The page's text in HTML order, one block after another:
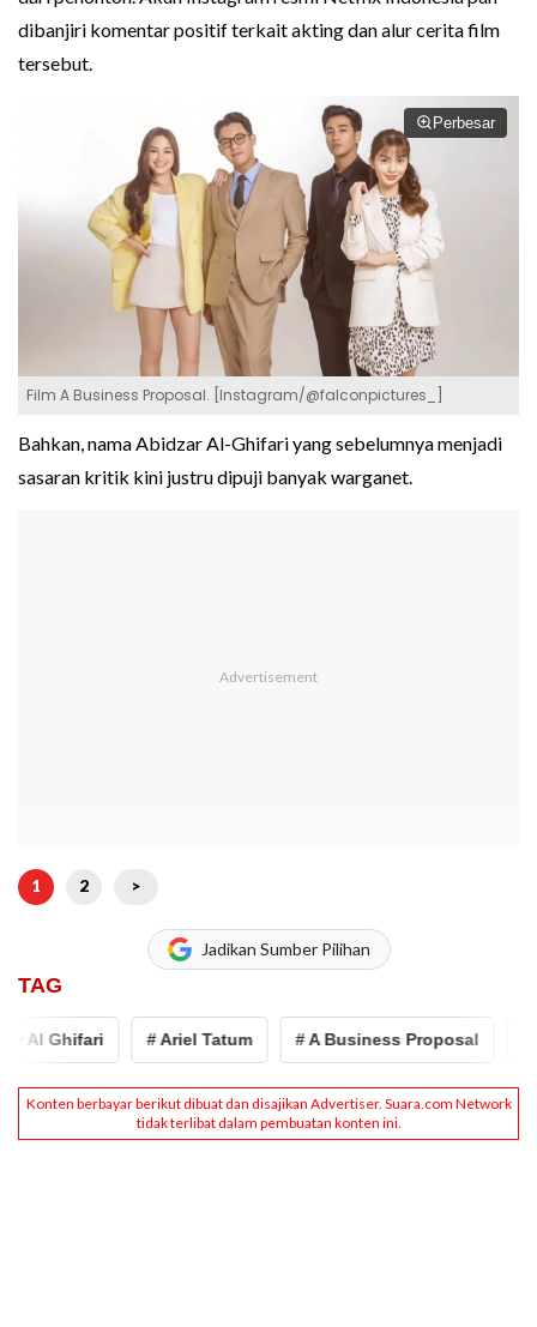
dibanjiri komentar positif terkait akting dan alur cerita film
tersebut.
Perbesar
Film A Business Proposal. [Instagram/@falconpictures_]
Bahkan, nama Abidzar Al-Ghifari yang sebelumnya menjadi
sasaran kritik kini justru dipuji banyak warganet.
1 2 >
Jadikan Sumber Pilihan
TAG
Al Ghifari # Ariel Tatum # A Business Proposal